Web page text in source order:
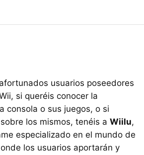
usuarios poseedores
si queréis conocer la
consola o sus juegos, o si
los mismos, tenéis a Wiilu,
especializado en el mundo de
los usuarios aportarán y